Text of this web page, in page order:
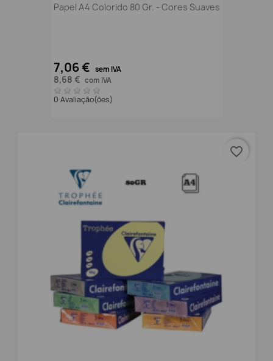
Papel A4 Colorido 80 Gr. - Cores Suaves
7,06 € sem IVA
8,68 € com IVA
0 Avaliação(ões)
favorite_border